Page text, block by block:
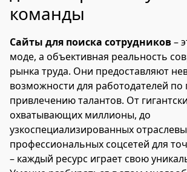
команды
Сайты для поиска сотрудников–
моде, а объективная реальность
рынка труда. Они предоставляют
возможности для работодателей по
привлечению талантов. От
охватывающих миллионы, до
узкоспециализированных
профессиональных соцсетей для
– каждый ресурс играет свою